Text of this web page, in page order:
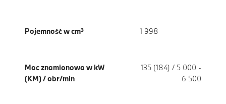
Pojemność w cm³ 1 998
Moc znamionowa w kW
(KM) / obr/min
135 (184) / 5 000 -
6 500